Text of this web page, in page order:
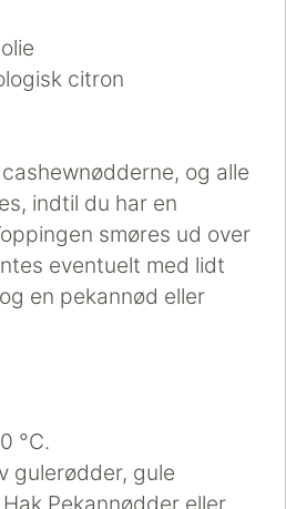
citron
og alle
indtil du har en
smøres ud over
eventuelt med lidt
en pekannød eller
°C.
gulerødder, gule
Pekannødder eller